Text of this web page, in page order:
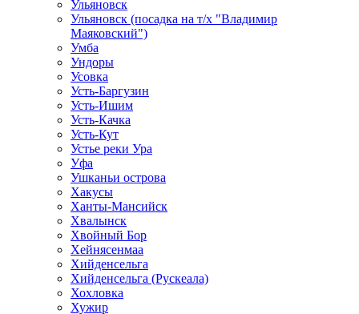
Ульяновск
Ульяновск (посадка на т/х "Владимир
Маяковский")
Умба
Ундоры
Усовка
Усть-Баргузин
Усть-Ишим
Усть-Качка
Усть-Кут
Устье реки Ура
Уфа
Ушканьи острова
Хакусы
Ханты-Мансийск
Хвалынск
Хвойный Бор
Хейнясенмаа
Хийденсельга
Хийденсельга (Рускеала)
Хохловка
Хужир